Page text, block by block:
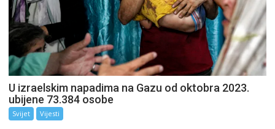
U izraelskim napadima na Gazu od oktobra 2023.
ubijene 73.384 osobe
Svijet Vijesti